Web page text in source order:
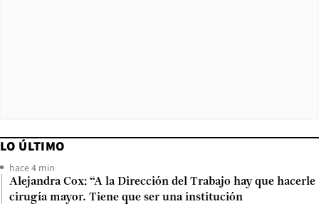
LO ÚLTIMO
hace 4 min
Alejandra Cox: “A la Dirección del Trabajo hay que hacerle
cirugía mayor. Tiene que ser una institución